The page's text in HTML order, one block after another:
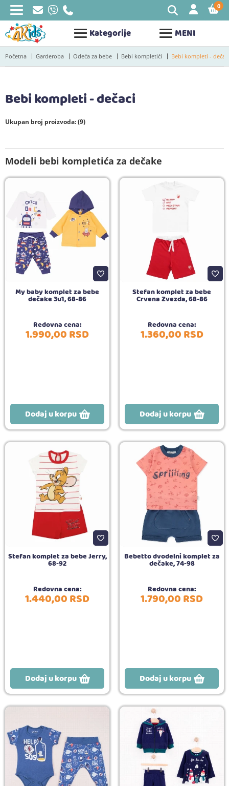
Kategorije MENI
0
Početna Garderoba Odeća za bebe Bebi kompletići Bebi kompleti - dečaci
Bebi kompleti - dečaci
Ukupan broj proizvoda: (9)
Modeli bebi kompletića za dečake
My baby komplet za bebe
dečake 3u1, 68-86
Redovna cena:
1.990,00RSD
Dodaj u korpu
Stefan komplet za bebe
Crvena Zvezda, 68-86
Redovna cena:
1.360,00RSD
Dodaj u korpu
Stefan komplet za bebe Jerry,
68-92
Redovna cena:
1.440,00RSD
Dodaj u korpu
Bebetto dvodelni komplet za
dečake, 74-98
Redovna cena:
1.790,00RSD
Dodaj u korpu